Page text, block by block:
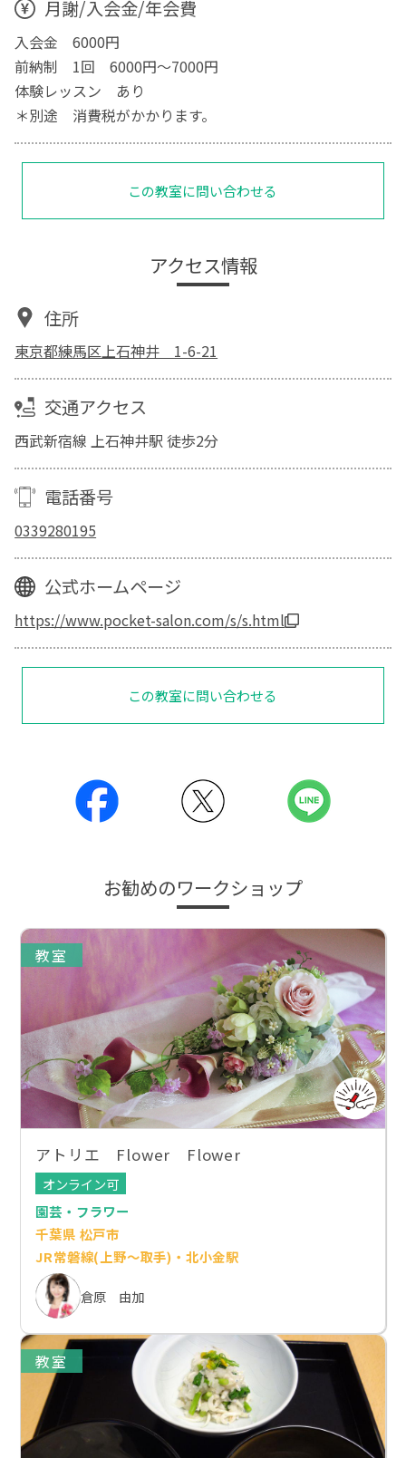
月謝/入会金/年会費
入会金 6000円
前納制 1回 6000円～7000円
体験レッスン あり
＊別途 消費税がかかります。
この教室に問い合わせる
アクセス情報
住所
東京都練馬区上石神井 1-6-21
交通アクセス
西武新宿線 上石神井駅 徒歩2分
電話番号
0339280195
公式ホームページ
https://www.pocket-salon.com/s/s.html
この教室に問い合わせる
お勧めのワークショップ
教室
アトリエ Flower Flower
オンライン可
園芸・フラワー
千葉県 松戸市
JR常磐線(上野～取手)・北小金駅
倉原 由加
教室